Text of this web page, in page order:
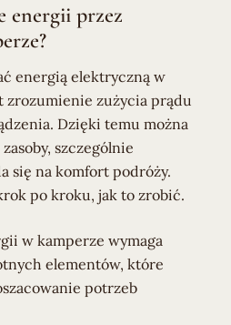
energii przez
energią elektryczną w
zrozumienie zużycia prądu
Dzięki temu można
szczególnie
się na komfort podróży.
po kroku, jak to zrobić.
w kamperze wymaga
elementów, które
potrzeb